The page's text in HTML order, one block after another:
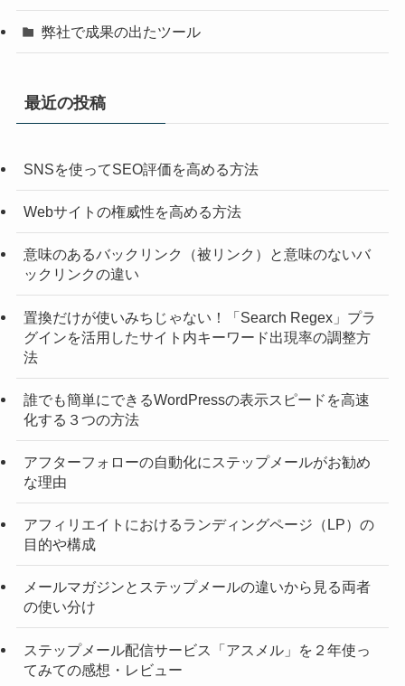
弊社で成果の出たツール
最近の投稿
SNSを使ってSEO評価を高める方法
Webサイトの権威性を高める方法
意味のあるバックリンク（被リンク）と意味のないバ
ックリンクの違い
置換だけが使いみちじゃない！「Search Regex」プラ
グインを活用したサイト内キーワード出現率の調整方
法
誰でも簡単にできるWordPressの表示スピードを高速
化する３つの方法
アフターフォローの自動化にステップメールがお勧め
な理由
アフィリエイトにおけるランディングページ（LP）の
目的や構成
メールマガジンとステップメールの違いから見る両者
の使い分け
ステップメール配信サービス「アスメル」を２年使っ
てみての感想・レビュー